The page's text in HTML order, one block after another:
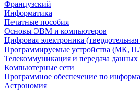
Французский
Информатика
Печатные пособия
Основы ЭВМ и компьютеров
Цифровая электроника
Программируемые устройства (МК,
Телекоммуникация и передача данных
Компьютерные сети
Программное обеспечение по
Астрономия